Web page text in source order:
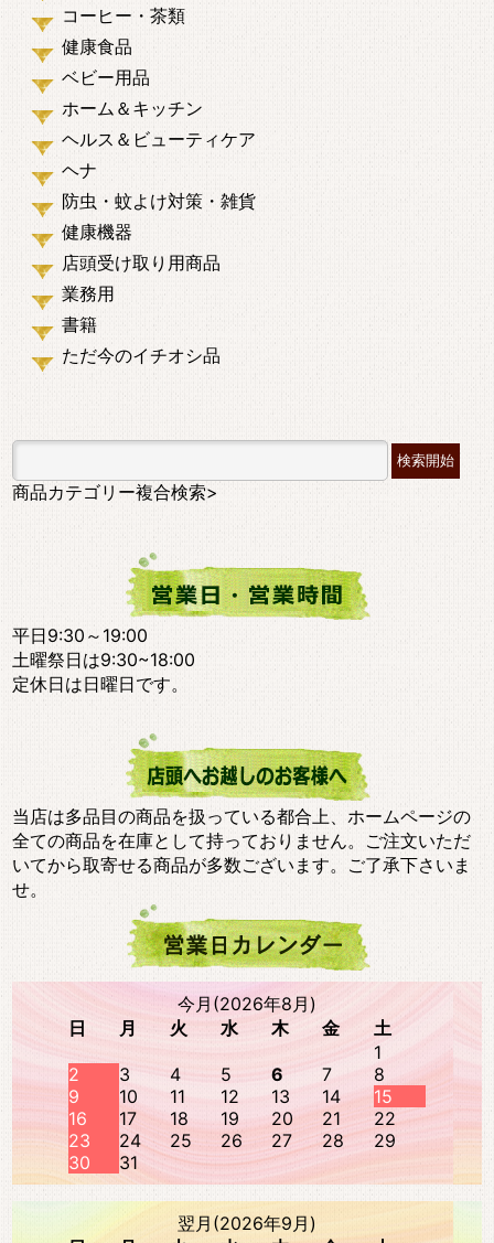
コーヒー・茶類
健康食品
ベビー用品
ホーム＆キッチン
ヘルス＆ビューティケア
ヘナ
防虫・蚊よけ対策・雑貨
健康機器
店頭受け取り用商品
業務用
書籍
ただ今のイチオシ品
商品カテゴリー複合検索>
平日9:30～19:00
土曜祭日は9:30~18:00
定休日は日曜日です。
当店は多品目の商品を扱っている都合上、ホームページの
全ての商品を在庫として持っておりません。ご注文いただ
いてから取寄せる商品が多数ございます。ご了承下さいま
せ。
今月(2026年8月)
日
月 火 水 木 金
土
1
2
3 4 5 6 7
8
9
10 11 12 13 14
15
16
17 18 19 20 21
22
23
24 25 26 27 28
29
30
31
翌月(2026年9月)